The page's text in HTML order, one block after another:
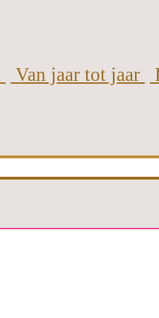
Van jaar tot jaar